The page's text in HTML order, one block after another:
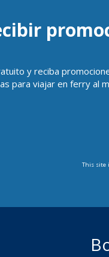
y reciba
para viajar en ferry al
This site